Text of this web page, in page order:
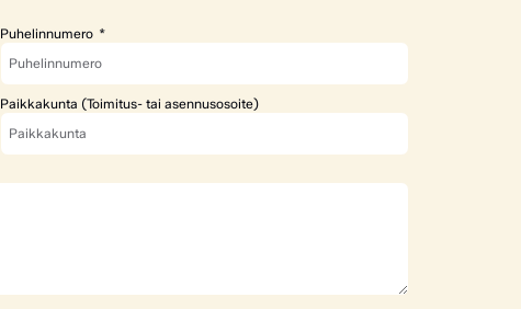
Puhelinnumero
Paikkakunta (Toimitus- tai asennusosoite)